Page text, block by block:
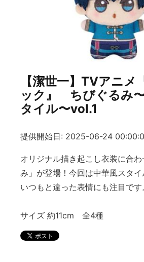
【潔世一】TVアニメ
ック』 ちびぐるみ
タイル〜vol.1
提供開始日: 2025-06-24
オリジナル描き起こし衣装に合
み」が登場！今回は中華風スタイ
いつもと違った表情にも注目です
サイズ 約11cm 全4種